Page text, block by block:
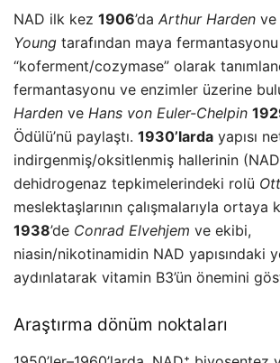
NAD ilk kez 1906’da Arthur Harden ve
Young tarafından maya fermantasyonu
“koferment/cozymase” olarak
fermantasyonu ve enzimler üzerine
Harden ve Hans von Euler-Chelpin
Ödülü’nü paylaştı. 1930’larda yapısı
indirgenmiş/oksitlenmiş hallerinin
dehidrogenaz tepkimelerindeki rolü
meslektaşlarının çalışmalarıyla ortaya
1938’de Conrad Elvehjem ve ekibi,
niasin/nikotinamidin NAD yapısındaki
aydınlatarak vitamin B3’ün önemini
Araştırma dönüm noktaları